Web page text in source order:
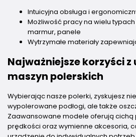
Intuicyjna obsługa i
Możliwość pracy na wielu
marmur, panele
Wytrzymałe materiały
Najważniejsze korzyści
maszyn polerskich
Wybierając nasze polerki, zyskujesz
wypolerowane podłogi, ale także
Zaawansowane modele oferują cichą
prędkości oraz wymienne akcesoria,